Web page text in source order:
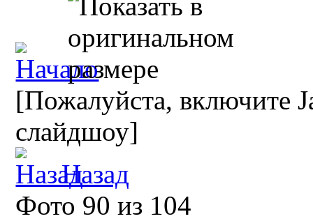
[Пожалуйста, включите
слайдшоу]
Назад
Фото 90 из 104